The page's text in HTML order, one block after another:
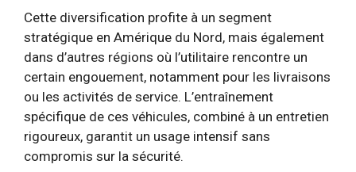
Cette diversification profite à un segment
stratégique en Amérique du Nord, mais également
dans d’autres régions où l’utilitaire rencontre un
certain engouement, notamment pour les livraisons
ou les activités de service. L’entraînement
spécifique de ces véhicules, combiné à un entretien
rigoureux, garantit un usage intensif sans
compromis sur la sécurité.